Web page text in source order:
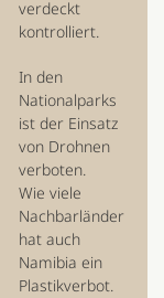
verdeckt
kontrolliert.
In den
Nationalparks
ist der Einsatz
von Drohnen
verboten.
Wie viele
Nachbarländer
hat auch
Namibia ein
Plastikverbot.